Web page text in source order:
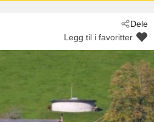
Dele
Legg til i favoritter